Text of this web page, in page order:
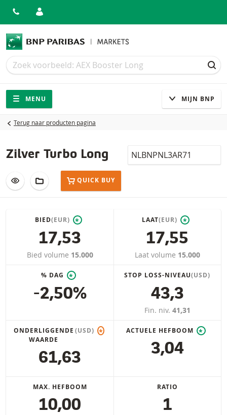
Zoek
Zoek
Navigatie
Site navigatie
MENU MIJN BNP
Terug naar producten pagina
Zilver Turbo Long Isin
VOEG TOE AAN WATCHLIST
AAN PORTFOLIO TOEVOEGEN
QUICK BUY
BIED(EUR) *
17,53
Bied volume 15.000
LAAT(EUR) *
17,55
Laat volume 15.000
% DAG *
-2,50%
STOP LOSS-NIVEAU(USD)
43,3
Fin. niv. 41,31
ONDERLIGGENDE
WAARDE
(USD) *
61,63
ACTUELE HEFBOOM *
3,04
MAX. HEFBOOM
10,00
RATIO
1